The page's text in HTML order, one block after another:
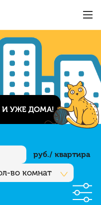
И УЖЕ ДОМА!
во комнат
руб./ квартира